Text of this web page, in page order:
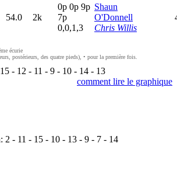
54.0 2k
0p 0p 9p
7p
0,0,1,3
Shaun
O'Donnell
Chris Willis
écurie
postérieurs, des quatre pieds), • pour la première fois.
15 - 12 - 11 - 9 - 10 - 14 - 13
comment lire le graphique
2 - 11 - 15 - 10 - 13 - 9 - 7 - 14